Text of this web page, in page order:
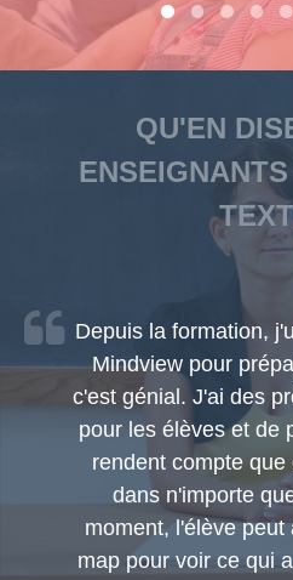
QU'EN
Depuis la formation,
Mindview pour
c'est génial. J'ai des
pour les élèves et de
rendent compte
dans n'importe
moment, l'élève peut
map pour voir ce qui